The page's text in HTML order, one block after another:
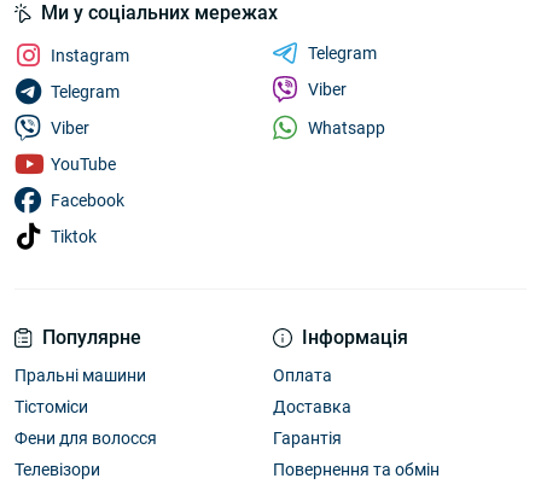
Популярне
Пральні машини
Тістоміси
Фени для волосся
Телевізори
Інформація
Оплата
Доставка
Гарантія
Повернення та обмін
Ми у соціальних мережах
Instagram
Telegram
Viber
YouTube
Facebook
Tiktok
Telegram
Viber
Whatsapp